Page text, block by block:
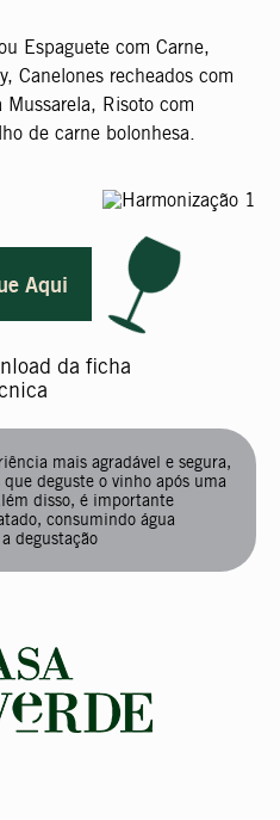
Espaguete com Carne,
Canelones recheados com
Risoto com
de carne bolonhesa.
Aqui
da ficha
mais agradável e segura,
que deguste o vinho após uma
disso, é importante
consumindo água
degustação